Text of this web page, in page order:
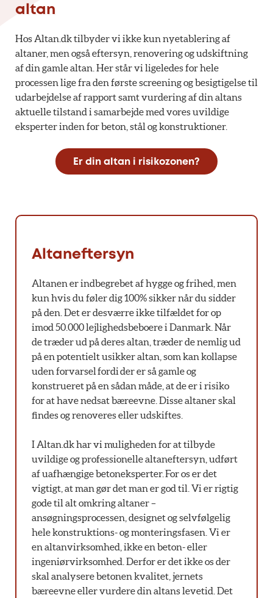
altan
Hos Altan.dk tilbyder vi ikke kun nyetablering af
altaner, men også eftersyn, renovering og udskiftning
af din gamle altan. Her står vi ligeledes for hele
processen lige fra den første screening og besigtigelse til
udarbejdelse af rapport samt vurdering af din altans
aktuelle tilstand i samarbejde med vores uvildige
eksperter inden for beton, stål og konstruktioner.
Er din altan i risikozonen?
Altaneftersyn
Altanen er indbegrebet af hygge og frihed, men
kun hvis du føler dig 100% sikker når du sidder
på den. Det er desværre ikke tilfældet for op
imod 50.000 lejlighedsbeboere i Danmark. Når
de træder ud på deres altan, træder de nemlig ud
på en potentielt usikker altan, som kan kollapse
uden forvarsel fordi der er så gamle og
konstrueret på en sådan måde, at de er i risiko
for at have nedsat bæreevne. Disse altaner skal
findes og renoveres eller udskiftes.
I Altan.dk har vi muligheden for at tilbyde
uvildige og professionelle altaneftersyn, udført
af uafhængige betoneksperter. For os er det
vigtigt, at man gør det man er god til. Vi er rigtig
gode til alt omkring altaner –
ansøgningsprocessen, designet og selvfølgelig
hele konstruktions- og monteringsfasen. Vi er
en altanvirksomhed, ikke en beton- eller
ingeniørvirksomhed. Derfor er det ikke os der
skal analysere betonen kvalitet, jernets
bæreevne eller vurdere din altans levetid. Det